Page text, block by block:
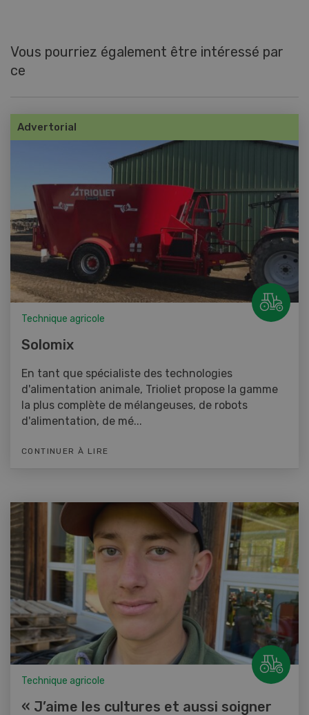
Vous pourriez également être intéressé par
ce
Advertorial
Technique agricole
Solomix
En tant que spécialiste des technologies
d'alimentation animale, Trioliet propose la gamme
la plus complète de mélangeuses, de robots
d'alimentation, de mé...
CONTINUER À LIRE
Technique agricole
« J’aime les cultures et aussi soigner